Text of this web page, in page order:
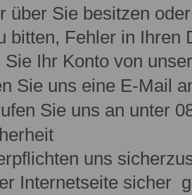
über Sie besitzen
bitten, Fehler in Ihren
Sie Ihr Konto von
Sie uns eine E-Mail
Sie uns an unter
uns
Internetseite sicher